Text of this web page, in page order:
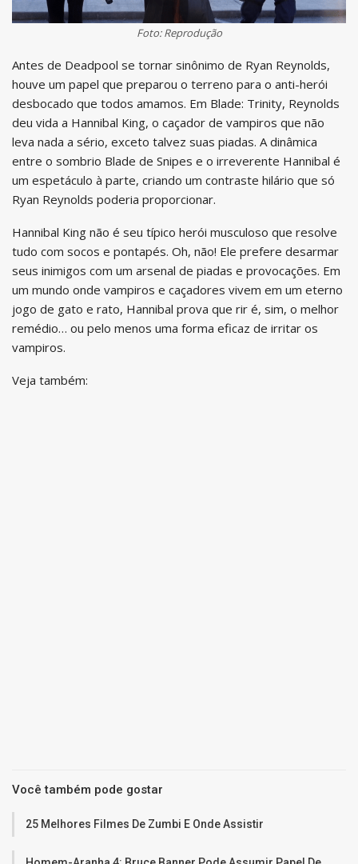
Foto: Reprodução
Antes de Deadpool se tornar sinônimo de Ryan Reynolds,
houve um papel que preparou o terreno para o anti-herói
desbocado que todos amamos. Em Blade: Trinity, Reynolds
deu vida a Hannibal King, o caçador de vampiros que não
leva nada a sério, exceto talvez suas piadas. A dinâmica
entre o sombrio Blade de Snipes e o irreverente Hannibal é
um espetáculo à parte, criando um contraste hilário que só
Ryan Reynolds poderia proporcionar.
Hannibal King não é seu típico herói musculoso que resolve
tudo com socos e pontapés. Oh, não! Ele prefere desarmar
seus inimigos com um arsenal de piadas e provocações. Em
um mundo onde vampiros e caçadores vivem em um eterno
jogo de gato e rato, Hannibal prova que rir é, sim, o melhor
remédio… ou pelo menos uma forma eficaz de irritar os
vampiros.
Veja também:
Você também pode gostar
25 Melhores Filmes De Zumbi E Onde Assistir